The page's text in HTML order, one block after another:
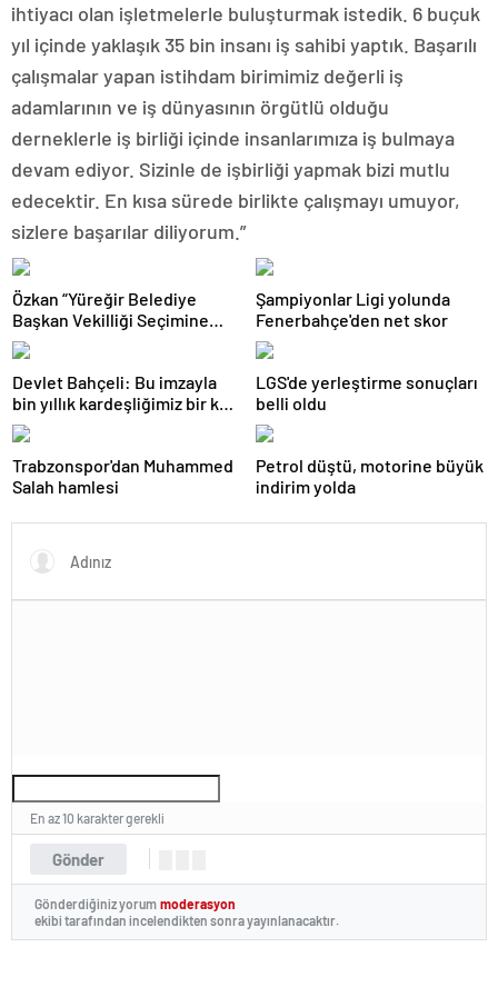
ihtiyacı olan işletmelerle buluşturmak istedik. 6 buçuk
yıl içinde yaklaşık 35 bin insanı iş sahibi yaptık. Başarılı
çalışmalar yapan istihdam birimimiz değerli iş
adamlarının ve iş dünyasının örgütlü olduğu
derneklerle iş birliği içinde insanlarımıza iş bulmaya
devam ediyor. Sizinle de işbirliği yapmak bizi mutlu
edecektir. En kısa sürede birlikte çalışmayı umuyor,
sizlere başarılar diliyorum.”
Özkan “Yüreğir Belediye
Başkan Vekilliği Seçimine
İlişkin Hukuki Süreç
Başlatıldı”
Şampiyonlar Ligi yolunda
Fenerbahçe'den net skor
Devlet Bahçeli: Bu imzayla
bin yıllık kardeşliğimiz bir kez
daha tescillenmiştir
LGS'de yerleştirme sonuçları
belli oldu
Trabzonspor'dan Muhammed
Salah hamlesi
Petrol düştü, motorine büyük
indirim yolda
Gönder
En az 10 karakter gerekli
Gönderdiğiniz yorum moderasyon
ekibi tarafından incelendikten sonra yayınlanacaktır.